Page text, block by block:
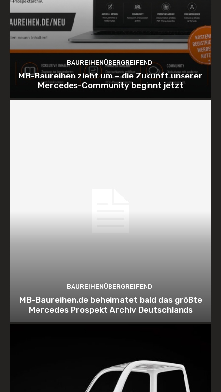
BAUREIHENÜBERGREIFEND
MB-Baureihen zieht um – die Zukunft unserer
Mercedes-Community beginnt jetzt
BAUREIHENÜBERGREIFEND
MB-Baureihen.de beheimatet bald das größte
Mercedes Prospekt Archiv Deutschlands